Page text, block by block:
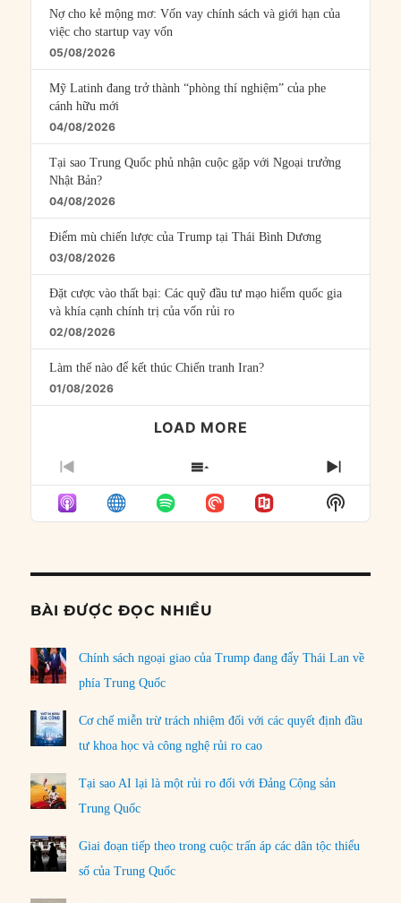
Nợ cho kẻ mộng mơ: Vốn vay chính sách và giới hạn của
việc cho startup vay vốn
05/08/2026
Mỹ Latinh đang trở thành “phòng thí nghiệm” của phe
cánh hữu mới
04/08/2026
Tại sao Trung Quốc phủ nhận cuộc gặp với Ngoại trưởng
Nhật Bản?
04/08/2026
Điểm mù chiến lược của Trump tại Thái Bình Dương
03/08/2026
Đặt cược vào thất bại: Các quỹ đầu tư mạo hiểm quốc gia
và khía cạnh chính trị của vốn rủi ro
02/08/2026
Làm thế nào để kết thúc Chiến tranh Iran?
01/08/2026
LOAD MORE
PREVIOUS
EPISODE
SHOW
EPISODES
LIST
NEXT
Show
Podcast
BÀI ĐƯỢC ĐỌC NHIỀU
Chính sách ngoại giao của Trump đang đẩy Thái Lan về
phía Trung Quốc
Cơ chế miễn trừ trách nhiệm đối với các quyết định đầu
tư khoa học và công nghệ rủi ro cao
Tại sao AI lại là một rủi ro đối với Đảng Cộng sản
Trung Quốc
Giai đoạn tiếp theo trong cuộc trấn áp các dân tộc thiểu
số của Trung Quốc